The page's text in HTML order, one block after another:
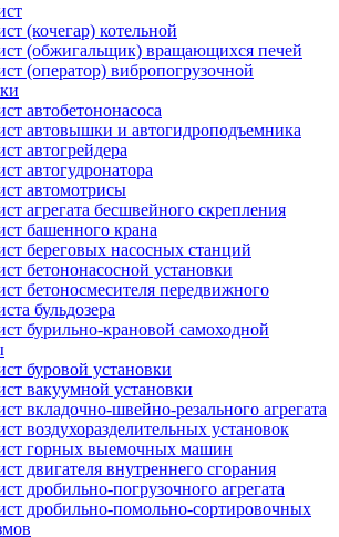
(кочегар) котельной
(обжигальщик) вращающихся печей
(оператор) вибропогрузочной
автобетононасоса
автовышки и автогидроподъемника
автогрейдера
автогудронатора
автомотрисы
агрегата бесшвейного скрепления
башенного крана
береговых насосных станций
бетононасосной установки
бетоносмесителя передвижного
бульдозера
бурильно-крановой самоходной
буровой установки
вакуумной установки
вкладочно-швейно-резального агрегата
воздухоразделительных установок
горных выемочных машин
двигателя внутреннего сгорания
дробильно-погрузочного агрегата
дробильно-помольно-сортировочных